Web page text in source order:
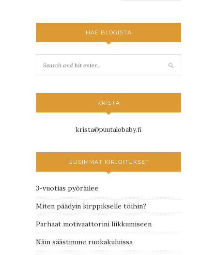
HAE BLOGISTA
KRISTA
krista@puutalobaby.fi
UUSIMMAT KIRJOITUKSET
3-vuotias pyöräilee
Miten päädyin kirppikselle töihin?
Parhaat motivaattorini liikkumiseen
Näin säästimme ruokakuluissa